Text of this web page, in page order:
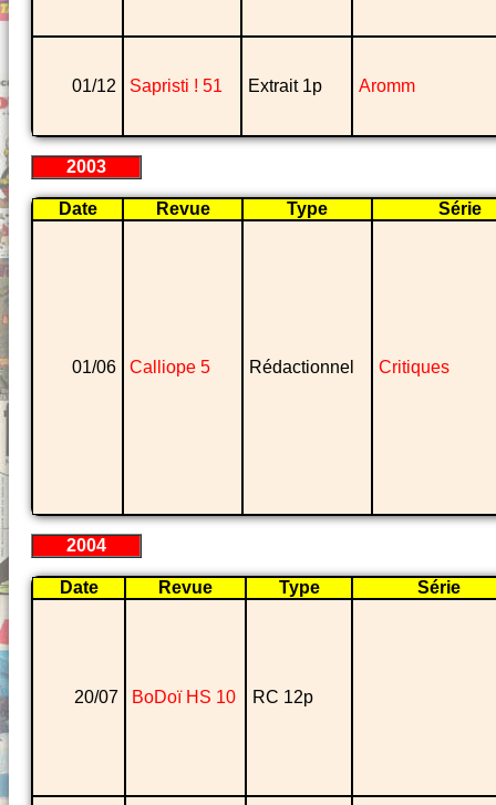
01/12 Sapristi ! 51 Extrait 1p Aromm
2003
Date Revue Type Série
01/06 Calliope 5 Rédactionnel Critiques
2004
Date Revue Type Série
20/07 BoDoï HS 10 RC 12p